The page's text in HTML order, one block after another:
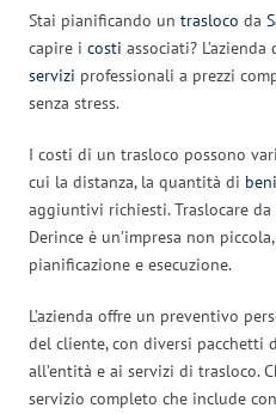
Stai pianificando un trasloco da
capire i costi associati?
servizi professionali a prezzi
senza stress.
I costi di un trasloco possono
cui la distanza, la quantità di beni
aggiuntivi richiesti. Traslocare da
Derince è un’impresa non
pianificazione e esecuzione.
L’azienda offre un preventivo
del cliente, con diversi
all’entità e ai servizi di trasloco.
servizio completo che include